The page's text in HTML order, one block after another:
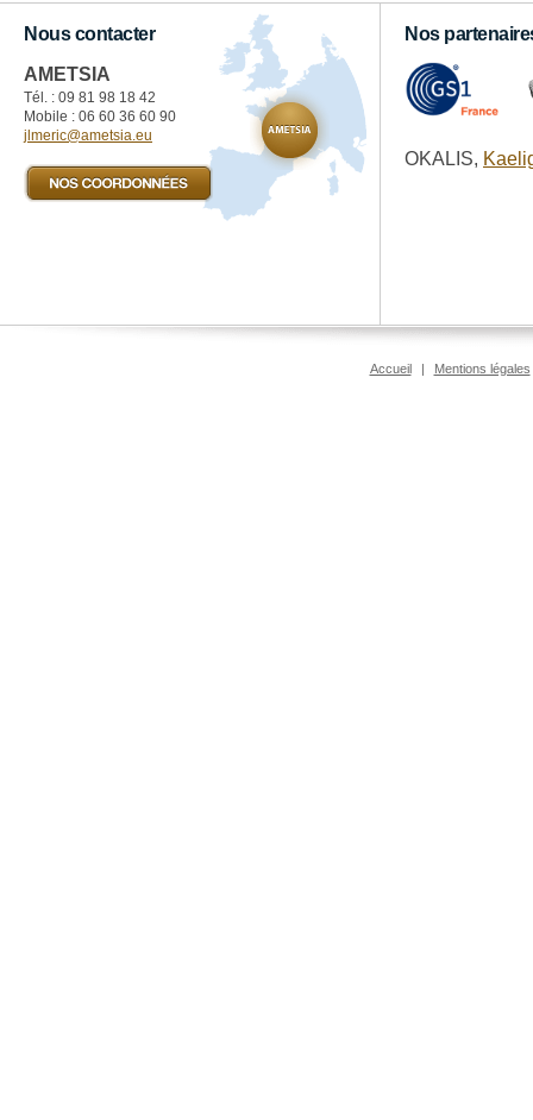
Nous contacter
AMETSIA
Tél. : 09 81 98 18 42‬
Mobile : 06 60 36 60 90
jlmeric@ametsia.eu
Nos
OKALIS,
Accueil | Mentions légales